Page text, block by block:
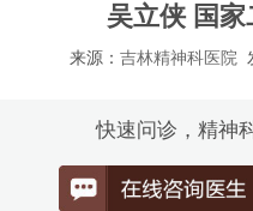
吴立侠 国
来源： 吉林精神科医院
快速问诊，精神